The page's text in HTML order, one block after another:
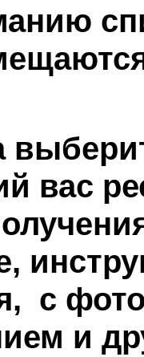
вас
с
и